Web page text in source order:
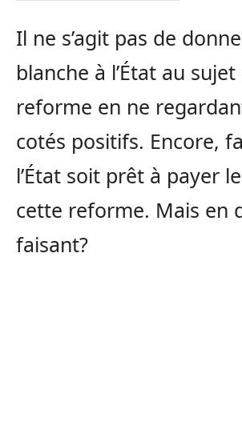
Il ne s’agit pas de
blanche à l’État au
reforme en ne
cotés positifs. Encore,
l’État soit prêt à payer
cette reforme. Mais en
faisant?